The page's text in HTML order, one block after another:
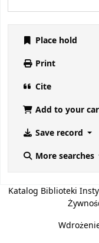
Place hold
Print
Cite
Add to your
Save record
More searches
Katalog Biblioteki